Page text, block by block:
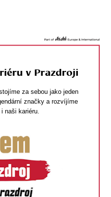
v Prazdroji
za sebou jako jeden
značky a rozvíjíme
naši kariéru.